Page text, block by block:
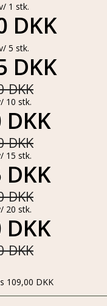
1 stk.
DKK
5 stk.
DKK
DKK
10 stk.
DKK
15 stk.
DKK
20 stk.
DKK
109,00 DKK